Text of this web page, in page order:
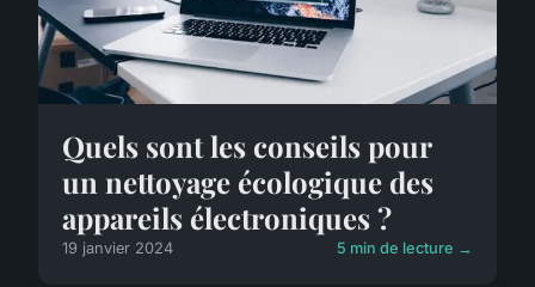
Quels sont les conseils pour
un nettoyage écologique des
appareils électroniques ?
19 janvier 2024 5 min de lecture →